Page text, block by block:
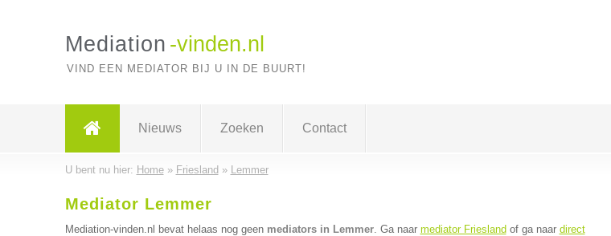
Mediation -vinden.nl
VIND EEN MEDIATOR BIJ U IN DE BUURT!
Nieuws Zoeken Contact
U bent nu hier: Home» Friesland » Lemmer
Mediator Lemmer
Mediation-vinden.nl bevat helaas nog geen mediators in Lemmer. Ga naar mediator Friesland of ga naar direct